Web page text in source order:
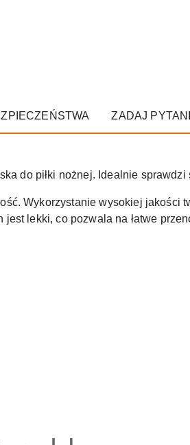
ZADAJ
do piłki nożnej. Idealnie sprawdzi
Wykorzystanie wysokiej jakości
lekki, co pozwala na łatwe